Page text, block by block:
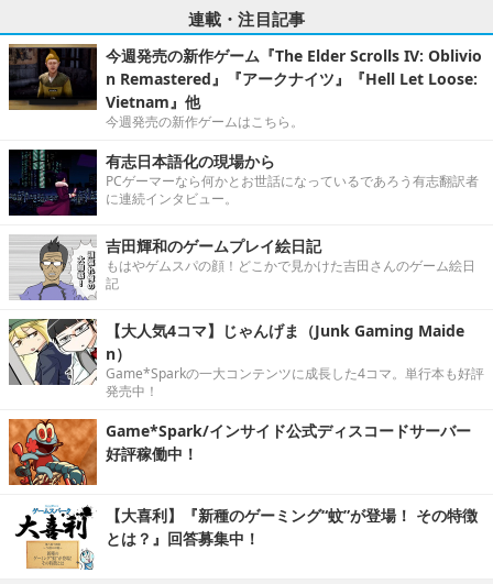
連載・注目記事
今週発売の新作ゲーム『The Elder Scrolls IV: Oblivio
n Remastered』『アークナイツ』『Hell Let Loose:
Vietnam』他
今週発売の新作ゲームはこちら。
有志日本語化の現場から
PCゲーマーなら何かとお世話になっているであろう有志翻訳者
に連続インタビュー。
吉田輝和のゲームプレイ絵日記
もはやゲムスパの顔！どこかで見かけた吉田さんのゲーム絵日
記
【大人気4コマ】じゃんげま（Junk Gaming Maide
n）
Game*Sparkの一大コンテンツに成長した4コマ。単行本も好評
発売中！
Game*Spark/インサイド公式ディスコードサーバー
好評稼働中！
【大喜利】『新種のゲーミング“蚊”が登場！ その特徴
とは？』回答募集中！